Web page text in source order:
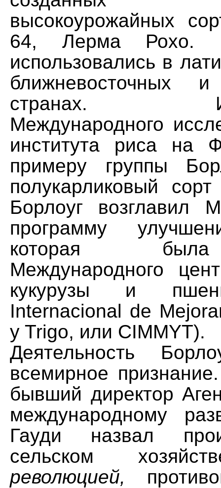
высокоурожайных
64, Лерма Рохо.
использовались в
ближневосточных
странах.
Международного
института риса на
примеру группы
полукарликовый
Борлоуг возглавил
программу
которая
Международного
кукурузы и
Internacional de
y Trigo, или CIMMYT).
Деятельность
всемирное
бывший директор
международному
Гауди назвал
сельском
революцией,